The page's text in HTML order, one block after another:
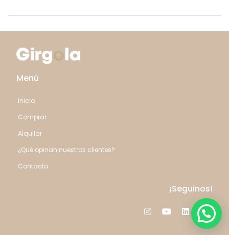
Menú
Inicio
Comprar
Alquilar
¿Qué opinan nuestros clientes?
Contacto
¡Seguinos!